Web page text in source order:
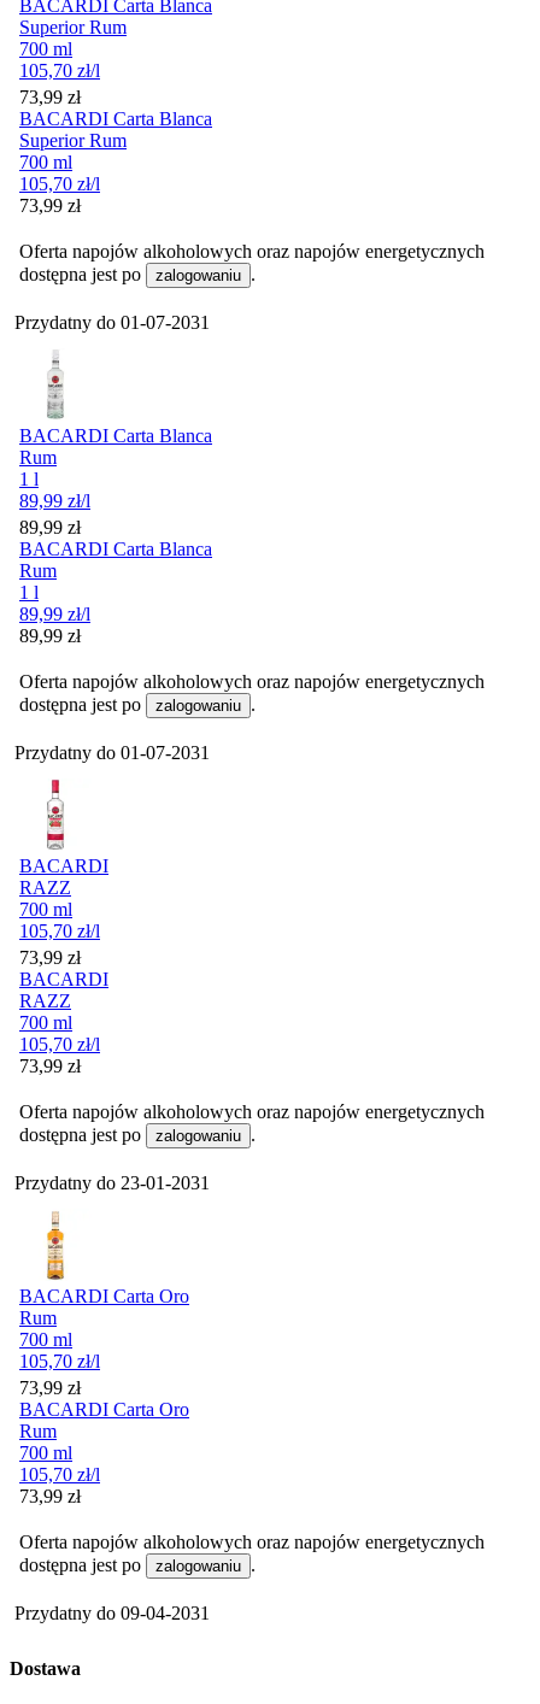
BACARDI Carta Blanca
Superior Rum
700 ml
105,70 zł/l
Cena
73,99 zł
BACARDI Carta Blanca
Superior Rum
700 ml
105,70 zł/l
Cena
73,99 zł
Oferta napojów alkoholowych oraz napojów energetycznych
dostępna jest po
zalogowaniu .
Przydatny do 01-07-2031
BACARDI Carta Blanca
Rum
1 l
89,99 zł/l
Cena
89,99 zł
BACARDI Carta Blanca
Rum
1 l
89,99 zł/l
Cena
89,99 zł
Oferta napojów alkoholowych oraz napojów energetycznych
dostępna jest po
zalogowaniu .
Przydatny do 01-07-2031
BACARDI
RAZZ
700 ml
105,70 zł/l
Cena
73,99 zł
BACARDI
RAZZ
700 ml
105,70 zł/l
Cena
73,99 zł
Oferta napojów alkoholowych oraz napojów energetycznych
dostępna jest po
zalogowaniu .
Przydatny do 23-01-2031
BACARDI Carta Oro
Rum
700 ml
105,70 zł/l
Cena
73,99 zł
BACARDI Carta Oro
Rum
700 ml
105,70 zł/l
Cena
73,99 zł
Oferta napojów alkoholowych oraz napojów energetycznych
dostępna jest po
zalogowaniu .
Przydatny do 09-04-2031
Dostawa